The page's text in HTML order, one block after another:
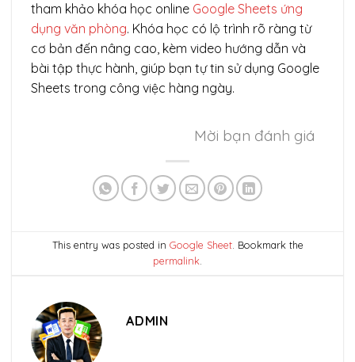
tham khảo khóa học online Google Sheets ứng
dụng văn phòng. Khóa học có lộ trình rõ ràng từ
cơ bản đến nâng cao, kèm video hướng dẫn và
bài tập thực hành, giúp bạn tự tin sử dụng Google
Sheets trong công việc hàng ngày.
Mời bạn đánh giá
This entry was posted in Google Sheet. Bookmark the
permalink
ADMIN